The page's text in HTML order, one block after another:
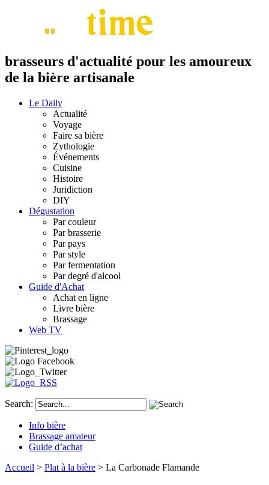
brasseurs d'actualité pour les amoureux
de la bière artisanale
Le Daily
Actualité
Voyage
Faire sa bière
Zythologie
Événements
Cuisine
Histoire
Juridiction
DIY
Dégustation
Par couleur
Par brasserie
Par pays
Par style
Par fermentation
Par degré d'alcool
Guide d'Achat
Achat en ligne
Livre bière
Brassage
Web TV
Search:
Info bière
Brassage amateur
Guide d’achat
Accueil > Plat à la bière > La Carbonade Flamande